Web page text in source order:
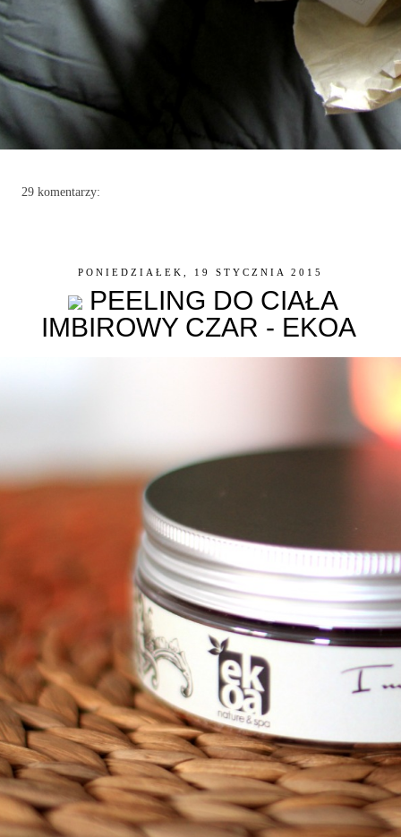
29 komentarzy:
PONIEDZIAŁEK, 19 STYCZNIA 2015
PEELING DO CIAŁA
IMBIROWY CZAR - EKOA